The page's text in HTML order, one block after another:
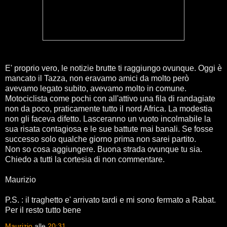
E' proprio vero, le notizie brutte ti raggiungo ovunque. Oggi è
mancato il Tazza, non eravamo amici da molto però
avevamo legato subito, avevamo molto in comune.
Motociclista come pochi con all'attivo una fila di randagiate
non da poco, praticamente tutto il nord Africa. La modestia
non gli faceva difetto. Lasceranno un vuoto incolmabile la
sua risata contagiosa e le sue battute mai banali. Se fosse
successo solo qualche giorno prima non sarei partito.
Non so cosa aggiungere. Buona strada ovunque tu sia.
Chiedo a tutti la cortesia di non commentare.
Maurizio
P.S. : il traghetto e' arrivato tardi e mi sono fermato a Rabat.
Per il resto tutto bene